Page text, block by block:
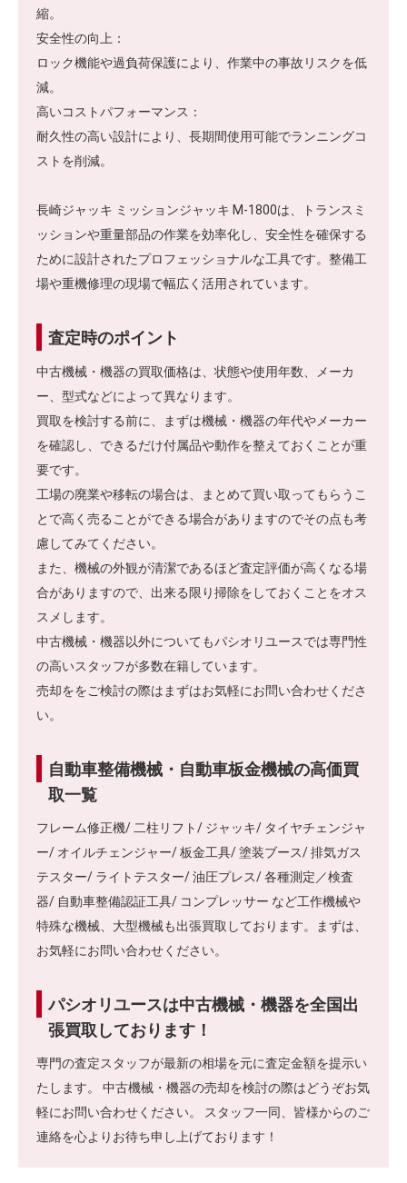
縮。
安全性の向上：
ロック機能や過負荷保護により、作業中の事故リスクを低
減。
高いコストパフォーマンス：
耐久性の高い設計により、長期間使用可能でランニングコ
ストを削減。
長崎ジャッキ ミッションジャッキ M-1800は、トランスミ
ッションや重量部品の作業を効率化し、安全性を確保する
ために設計されたプロフェッショナルな工具です。整備工
場や重機修理の現場で幅広く活用されています。
査定時のポイント
中古機械・機器の買取価格は、状態や使用年数、メーカ
ー、型式などによって異なります。
買取を検討する前に、まずは機械・機器の年代やメーカー
を確認し、できるだけ付属品や動作を整えておくことが重
要です。
工場の廃業や移転の場合は、まとめて買い取ってもらうこ
とで高く売ることができる場合がありますのでその点も考
慮してみてください。
また、機械の外観が清潔であるほど査定評価が高くなる場
合がありますので、出来る限り掃除をしておくことをオス
スメします。
中古機械・機器以外についてもパシオリユースでは専門性
の高いスタッフが多数在籍しています。
売却ををご検討の際はまずはお気軽にお問い合わせくださ
い。
自動車整備機械・自動車板金機械の高価買
取一覧
フレーム修正機/ 二柱リフト/ ジャッキ/ タイヤチェンジャ
ー/ オイルチェンジャー/ 板金工具/ 塗装ブース/ 排気ガス
テスター/ ライトテスター/ 油圧プレス/ 各種測定／検査
器/ 自動車整備認証工具/ コンプレッサー など工作機械や
特殊な機械、大型機械も出張買取しております。まずは、
お気軽にお問い合わせください。
パシオリユースは中古機械・機器を全国出
張買取しております！
専門の査定スタッフが最新の相場を元に査定金額を提示い
たします。 中古機械・機器の売却を検討の際はどうぞお気
軽にお問い合わせください。 スタッフ一同、皆様からのご
連絡を心よりお待ち申し上げております！